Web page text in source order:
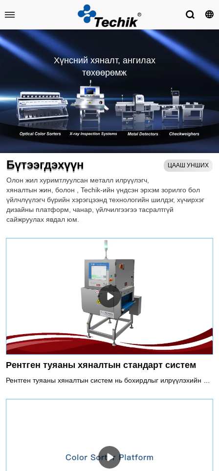
Хүнсний хяналт, ангилах
төхөөрөмж
Бүтээгдэхүүн ЦААШ УНШИХ
Олон жил хуримтлуулсан металл илрүүлэгч,
хяналтын жин,болон , Techik-ийн үндсэн эрхэм зорилго бол
үйлчлүүлэгч бүрийн хэрэгцээнд технологийн шилдэг, хүчирхэг
дизайны платформ, чанар, үйлчилгээгээ тасралтгүй
сайжруулах явдал юм.
Рентген туяаны хяналтын стандарт систем